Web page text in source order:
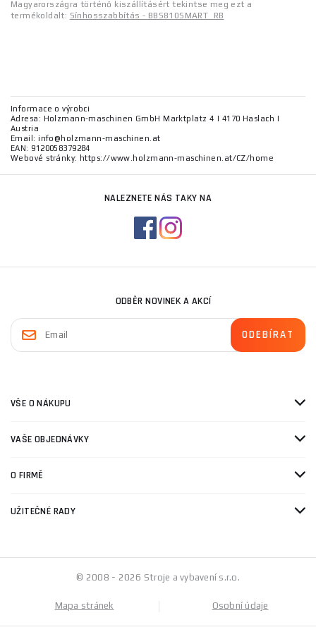
Magyarországra történő kiszállításért tekintse meg ezt a
termékoldalt: Sínhosszabbítás - BBS810SMART_RB
Informace o výrobci
Adresa: Holzmann-maschinen GmbH Marktplatz 4 | 4170 Haslach |
Austria
Email: info@holzmann-maschinen.at
EAN: 9120058379284
Webové stránky: https://www.holzmann-maschinen.at/CZ/home
NALEZNETE NÁS TAKY NA
ODBĚR NOVINEK A AKCÍ
VŠE O NÁKUPU
VAŠE OBJEDNÁVKY
O FIRMĚ
UŽITEČNÉ RADY
© 2008 - 2026 Stroje a vybavení s.r.o.
Mapa stránek Osobní údaje